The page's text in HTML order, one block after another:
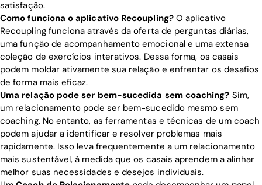
satisfação.
Como funciona o aplicativo Recoupling?O aplicativo
Recoupling funciona através da oferta de perguntas diárias,
uma função de acompanhamento emocional e uma extensa
coleção de exercícios interativos. Dessa forma, os casais
podem moldar ativamente sua relação e enfrentar os desafios
de forma mais eficaz.
Uma relação pode ser bem-sucedida sem coaching? Sim,
um relacionamento pode ser bem-sucedido mesmo sem
coaching. No entanto, as ferramentas e técnicas de um coach
podem ajudar a identificar e resolver problemas mais
rapidamente. Isso leva frequentemente a um relacionamento
mais sustentável, à medida que os casais aprendem a alinhar
melhor suas necessidades e desejos individuais.